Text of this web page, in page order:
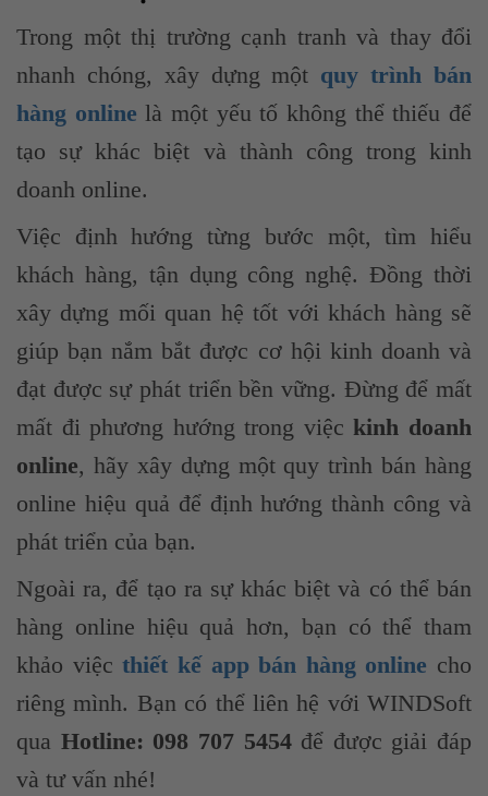
Trong một thị trường cạnh tranh và thay đổi
nhanh chóng, xây dựng một quy trình bán
hàng online là một yếu tố không thể thiếu để
tạo sự khác biệt và thành công trong kinh
doanh online.
Việc định hướng từng bước một, tìm hiểu
khách hàng, tận dụng công nghệ. Đồng thời
xây dựng mối quan hệ tốt với khách hàng sẽ
giúp bạn nắm bắt được cơ hội kinh doanh và
đạt được sự phát triển bền vững. Đừng để mất
mất đi phương hướng trong việckinh doanh
online, hãy xây dựng một quy trình bán hàng
online hiệu quả để định hướng thành công và
phát triển của bạn.
Ngoài ra, để tạo ra sự khác biệt và có thể bán
hàng online hiệu quả hơn, bạn có thể tham
khảo việcthiết kế app bán hàng online cho
riêng mình. Bạn có thể liên hệ với WINDSoft
qua Hotline: 098 707 5454 để được giải đáp
và tư vấn nhé!